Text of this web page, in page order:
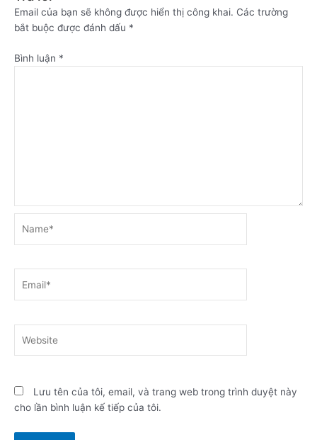
Email của bạn sẽ không được hiển thị công khai. Các trường
bắt buộc được đánh dấu *
Bình luận *
Lưu tên của tôi, email, và trang web trong trình duyệt này
cho lần bình luận kế tiếp của tôi.